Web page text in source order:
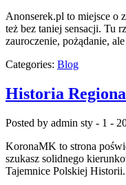
Anonserek.pl to miejsce o
też bez taniej sensacji. Tu
zauroczenie, pożądanie,
Categories: Blog
Historia
Posted by admin sty - 1 -
KoronaMK to strona
szukasz solidnego
Tajemnice Polskiej